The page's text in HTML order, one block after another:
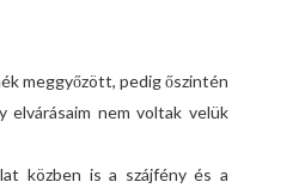
meggyőzött, pedig őszintén
elvárásaim nem voltak velük
közben is a szájfény és a